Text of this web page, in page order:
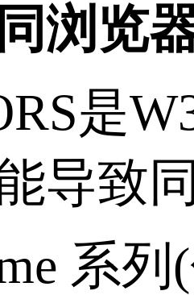
浏览
是
导致
系